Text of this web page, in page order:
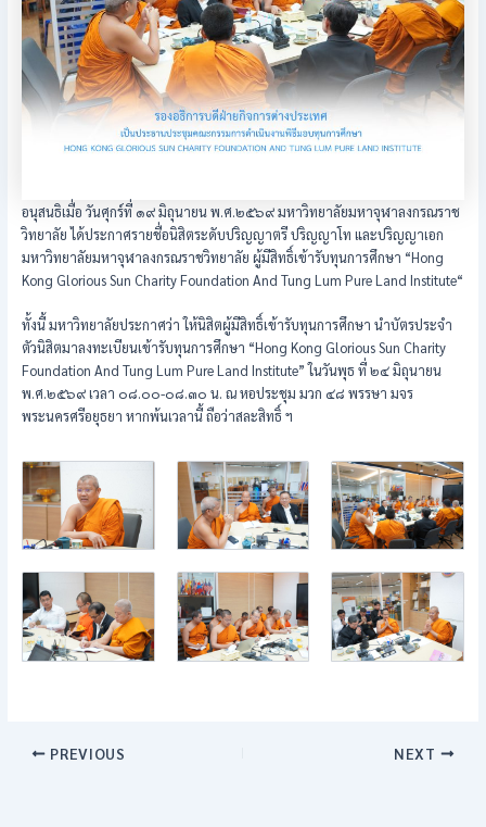
อนุสนธิเมื่อ วันศุกร์ที่ ๑๙ มิถุนายน พ.ศ.๒๕๖๙ มหาวิทยาลัยมหาจุฬาลงกรณราช
วิทยาลัย ได้ประกาศรายชื่อนิสิตระดับปริญญาตรี ปริญญาโท และปริญญาเอก
มหาวิทยาลัยมหาจุฬาลงกรณราชวิทยาลัย ผู้มีสิทธิ์เข้ารับทุนการศึกษา “Hong
Kong Glorious Sun Charity Foundation And Tung Lum Pure Land Institute“
ทั้งนี้ มหาวิทยาลัยประกาศว่า ให้นิสิตผู้มีสิทธิ์เข้ารับทุนการศึกษา นําบัตรประจํา
ตัวนิสิตมาลงทะเบียนเข้ารับทุนการศึกษา “Hong Kong Glorious Sun Charity
Foundation And Tung Lum Pure Land Institute” ในวันพุธ ที่ ๒๔ มิถุนายน
พ.ศ.๒๕๖๙ เวลา ๐๘.๐๐-๐๘.๓๐ น. ณ หอประชุม มวก ๔๘ พรรษา มจร
พระนครศรีอยุธยา หากพ้นเวลานี้ ถือว่าสละสิทธิ์ ฯ
PREVIOUS NEXT